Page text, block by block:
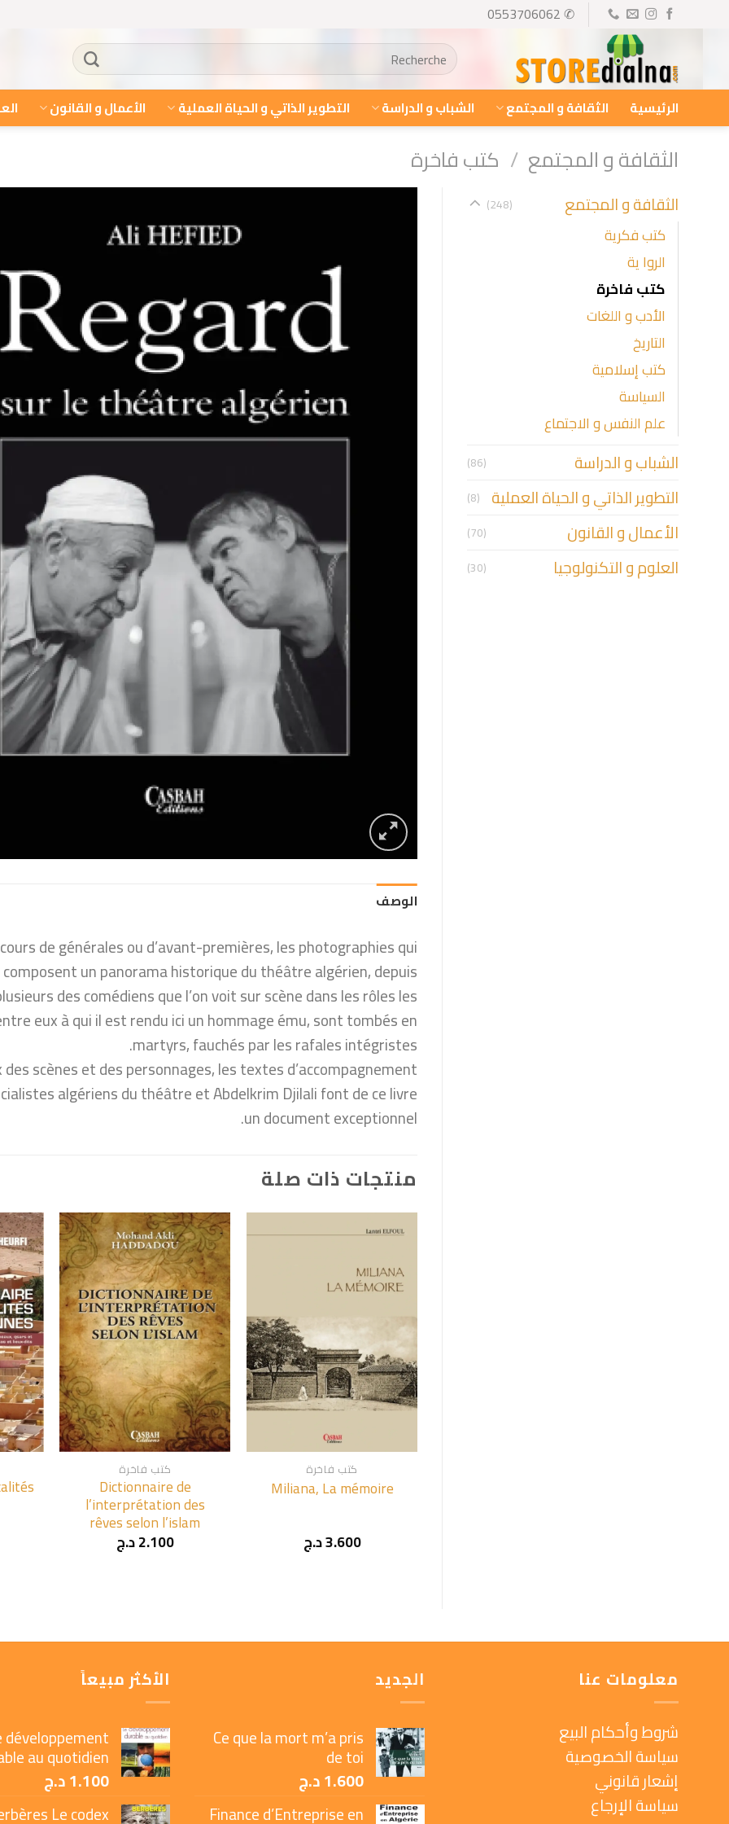
✆ 0553706062
البحث
عن:
الرئيسية الثقافة و المجتمع الشباب و الدراسة التطوير الذاتي و الحياة العملية الأعمال و القانون
الثقافة و المجتمع / كتب فاخرة
الثقافة و المجتمع (248)
كتب فكرية
الروا ية
كتب فاخرة
الأدب و اللغات
التاريخ
كتب إسلامية
السياسة
علم النفس و الاجتماع
الشباب و الدراسة (86)
التطوير الذاتي و الحياة العملية (8)
الأعمال و القانون (70)
العلوم و التكنولوجيا (30)
الوصف
de générales ou d’avant-premières, les photographies qui
un panorama historique du théâtre algérien, depuis
des comédiens que l’on voit sur scène dans les rôles les
eux à qui il est rendu ici un hommage ému, sont tombés en
martyrs, fauchés par les rafales intégristes.
scènes et des personnages, les textes d’accompagnement
algériens du théâtre et Abdelkrim Djilali font de ce livre
un document exceptionnel.
منتجات ذات صلة
كتب فاخرة
Miliana, La mémoire
3.600د.ج
+
كتب فاخرة
Dictionnaire de
l’interprétation des
rêves selon l’islam
2.100د.ج
معلومات عنا
شروط وأحكام البيع
سياسة الخصوصية
إشعار قانوني
سياسة الإرجاع
الجديد
Ce que la mort m’a pris
de toi
1.600د.ج
Finance d’Entreprise en
الأكثر مبيعاً
développement
au quotidien
1.100د.ج
Le codex